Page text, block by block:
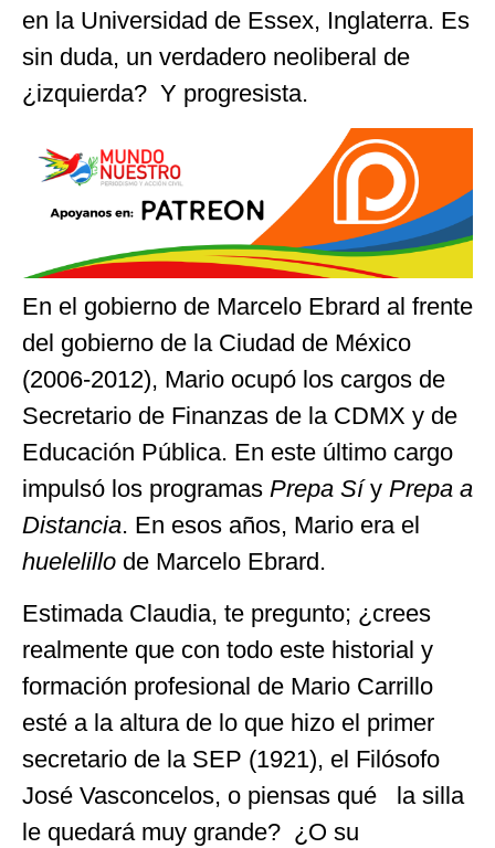
en la Universidad de Essex, Inglaterra. Es
sin duda, un verdadero neoliberal de
¿izquierda? Y progresista.
En el gobierno de Marcelo Ebrard al frente
del gobierno de la Ciudad de México
(2006-2012), Mario ocupó los cargos de
Secretario de Finanzas de la CDMX y de
Educación Pública. En este último cargo
impulsó los programas Prepa Síy Prepa a
Distancia. En esos años, Mario era el
huelelillo de Marcelo Ebrard.
Estimada Claudia, te pregunto; ¿crees
realmente que con todo este historial y
formación profesional de Mario Carrillo
esté a la altura de lo que hizo el primer
secretario de la SEP (1921), el Filósofo
José Vasconcelos, o piensas qué la silla
le quedará muy grande? ¿O su